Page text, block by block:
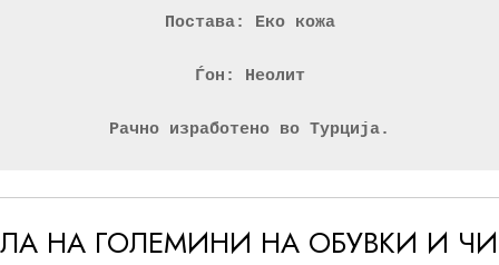
Постава: Еко кожа
Ѓон: Неолит
Рачно изработено во Турција.
НА ГОЛЕМИНИ НА ОБУВКИ И